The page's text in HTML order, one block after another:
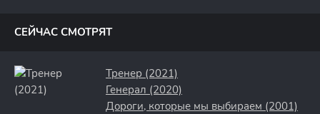
СЕЙЧАС СМОТРЯТ
Тренер (2021)
Генерал (2020)
Дороги, которые мы выбираем (2001)